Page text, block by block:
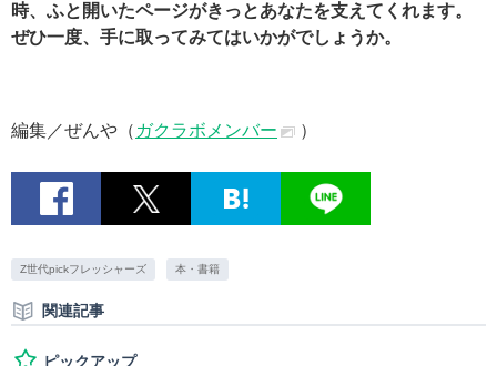
時、ふと開いたページがきっとあなたを支えてくれます。
ぜひ一度、手に取ってみてはいかがでしょうか。
編集／ぜんや（ ガクラボメンバー ）
Z世代pickフレッシャーズ 本・書籍
関連記事
ピックアップ